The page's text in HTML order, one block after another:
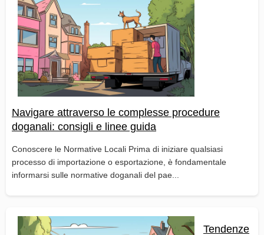
Navigare attraverso le complesse procedure
doganali: consigli e linee guida
Conoscere le Normative Locali Prima di iniziare qualsiasi
processo di importazione o esportazione, è fondamentale
informarsi sulle normative doganali del pae...
Tendenze